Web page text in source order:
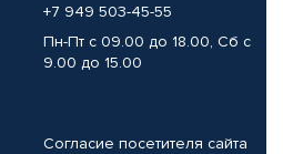
+7 949 503-45-55
Пн-Пт с 09.00 до 18.00, Сб с
9.00 до 15.00
Согласие посетителя сайта